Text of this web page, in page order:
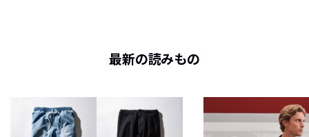
最新の読みもの